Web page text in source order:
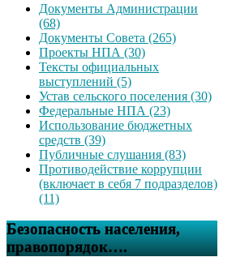
Документы Администрации
(68)
Документы Совета (265)
Проекты НПА (30)
Тексты официальных
выступлений (5)
Устав сельского поселения (30)
Федеральные НПА (23)
Использование бюджетных
средств (39)
Публичные слушания (83)
Противодействие коррупции
(включает в себя 7 подразделов)
(11)
Безопасность населения,
правопорядок….